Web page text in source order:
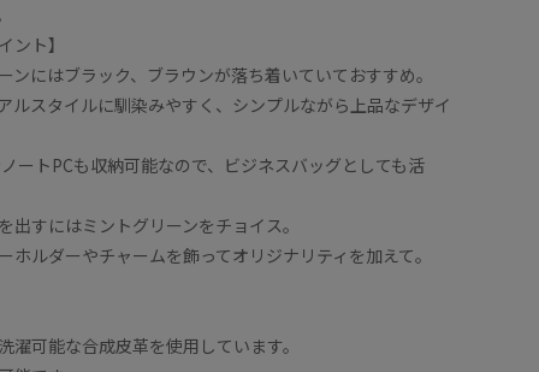
ント】
ンにはブラック、ブラウンが落ち着いていておすすめ。
ルスタイルに馴染みやすく、シンプルながら上品なデザイ
ートPCも収納可能なので、ビジネスバッグとしても活
出すにはミントグリーンをチョイス。
ホルダーやチャームを飾ってオリジナリティを加えて。
濯可能な合成皮革を使用しています。